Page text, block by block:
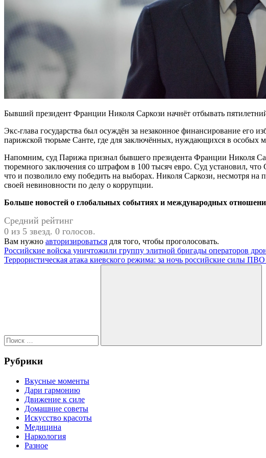
Бывший президент Франции Николя Саркози начнёт отбывать
Экс-глава государства был осуждён за незаконное финансирование
парижской тюрьме Санте, где для заключённых, нуждающихся в особых
Напомним, суд Парижа признал бывшего президента Франции Николя
тюремного заключения со штрафом в 100 тысяч евро. Суд установил,
что и позволило ему победить на выборах. Николя Саркози, несмотря на
своей невиновности по делу о коррупции.
Больше новостей о глобальных событиях и международных
Средний рейтинг
0 из 5 звезд. 0 голосов.
Вам нужно авторизироваться для того, чтобы проголосовать.
Навигация
по
Предыдущая
запись:
Российские войска уничтожили группу элитной бригады операторов
Следующая
Террористическая атака киевского режима: за ночь российские силы
Поиск
Рубрики
Вкусные моменты
Дари гармонию
Движение к силе
Домашние советы
Искусство красоты
Медицина
Наркология
Разное